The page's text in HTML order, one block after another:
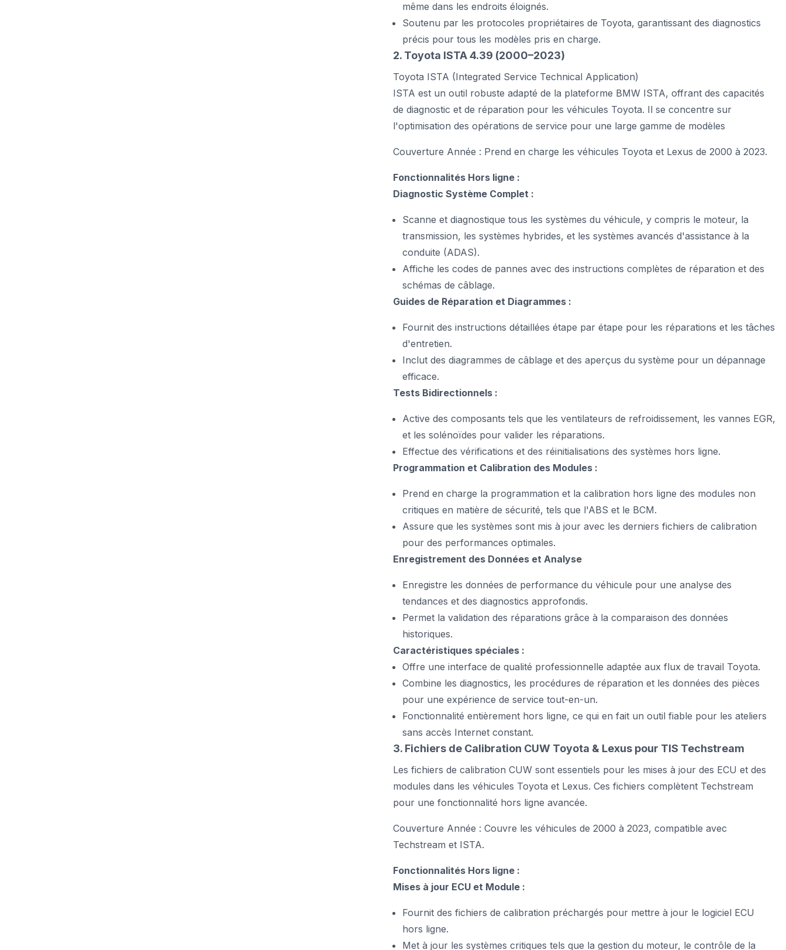
même dans les endroits éloignés.
Soutenu par les protocoles propriétaires de Toyota, garantissant des diagnostics
précis pour tous les modèles pris en charge.
2. Toyota ISTA 4.39 (2000–2023)
Toyota ISTA (Integrated Service Technical Application)
ISTA est un outil robuste adapté de la plateforme BMW ISTA, offrant des capacités
de diagnostic et de réparation pour les véhicules Toyota. Il se concentre sur
l'optimisation des opérations de service pour une large gamme de modèles
Couverture Année : Prend en charge les véhicules Toyota et Lexus de 2000 à 2023.
Fonctionnalités Hors ligne :
Diagnostic Système Complet :
Scanne et diagnostique tous les systèmes du véhicule, y compris le moteur, la
transmission, les systèmes hybrides, et les systèmes avancés d'assistance à la
conduite (ADAS).
Affiche les codes de pannes avec des instructions complètes de réparation et des
schémas de câblage.
Guides de Réparation et Diagrammes :
Fournit des instructions détaillées étape par étape pour les réparations et les tâches
d'entretien.
Inclut des diagrammes de câblage et des aperçus du système pour un dépannage
efficace.
Tests Bidirectionnels :
Active des composants tels que les ventilateurs de refroidissement, les vannes EGR,
et les solénoïdes pour valider les réparations.
Effectue des vérifications et des réinitialisations des systèmes hors ligne.
Programmation et Calibration des Modules :
Prend en charge la programmation et la calibration hors ligne des modules non
critiques en matière de sécurité, tels que l'ABS et le BCM.
Assure que les systèmes sont mis à jour avec les derniers fichiers de calibration
pour des performances optimales.
Enregistrement des Données et Analyse
Enregistre les données de performance du véhicule pour une analyse des
tendances et des diagnostics approfondis.
Permet la validation des réparations grâce à la comparaison des données
historiques.
Caractéristiques spéciales :
Offre une interface de qualité professionnelle adaptée aux flux de travail Toyota.
Combine les diagnostics, les procédures de réparation et les données des pièces
pour une expérience de service tout-en-un.
Fonctionnalité entièrement hors ligne, ce qui en fait un outil fiable pour les ateliers
sans accès Internet constant.
3. Fichiers de Calibration CUW Toyota & Lexus pour TIS Techstream
Les fichiers de calibration CUW sont essentiels pour les mises à jour des ECU et des
modules dans les véhicules Toyota et Lexus. Ces fichiers complètent Techstream
pour une fonctionnalité hors ligne avancée.
Couverture Année : Couvre les véhicules de 2000 à 2023, compatible avec
Techstream et ISTA.
Fonctionnalités Hors ligne :
Mises à jour ECU et Module :
Fournit des fichiers de calibration préchargés pour mettre à jour le logiciel ECU
hors ligne.
Met à jour les systèmes critiques tels que la gestion du moteur, le contrôle de la